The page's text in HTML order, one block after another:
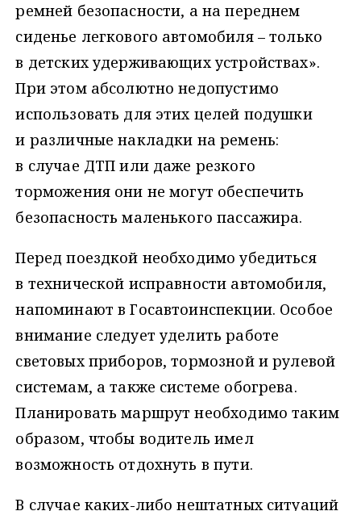
ремней безопасности, а на переднем
сиденье легкового автомобиля – только
в детских удерживающих устройствах».
При этом абсолютно недопустимо
использовать для этих целей подушки
и различные накладки на ремень:
в случае ДТП или даже резкого
торможения они не могут обеспечить
безопасность маленького пассажира.
Перед поездкой необходимо убедиться
в технической исправности автомобиля,
напоминают в Госавтоинспекции. Особое
внимание следует уделить работе
световых приборов, тормозной и рулевой
системам, а также системе обогрева.
Планировать маршрут необходимо таким
образом, чтобы водитель имел
возможность отдохнуть в пути.
В случае каких-либо нештатных ситуаций